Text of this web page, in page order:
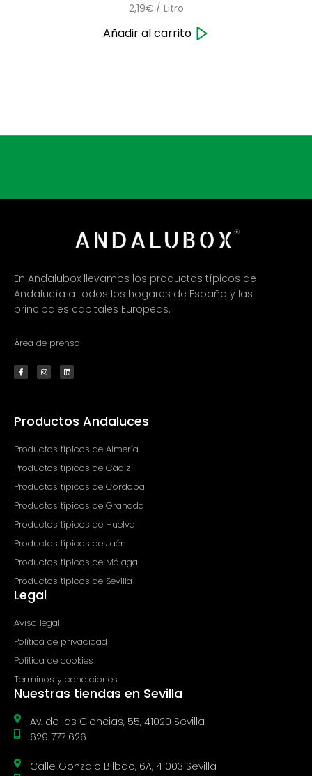
2,19€ / Litro
Añadir al carrito
En Andalubox llevamos los productos típicos de
Andalucía a todos los hogares de España y las
principales capitales Europeas.
Área de prensa
F
a
c
k
-
I
n
s
a
m
L
i
n
Productos Andaluces
Productos típicos de Almería
Productos típicos de Cádiz
Productos típicos de Córdoba
Productos típicos de Granada
Productos típicos de Huelva
Productos típicos de Jaén
Productos típicos de Málaga
Productos típicos de Sevilla
Legal
Aviso legal
Política de privacidad
Política de cookies
Terminos y condiciones
Nuestras tiendas en Sevilla
Av. de las Ciencias, 55, 41020 Sevilla
629 777 626
Calle Gonzalo Bilbao, 6A, 41003 Sevilla